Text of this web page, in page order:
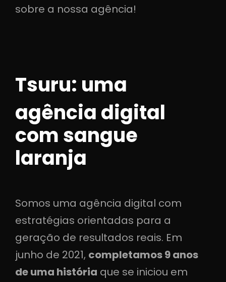
sobre a nossa agência!
Tsuru: uma
agência digital
com sangue
laranja
Somos uma agência digital com
estratégias orientadas para a
geração de resultados reais. Em
junho de 2021, completamos 9 anos
de uma história que se iniciou em